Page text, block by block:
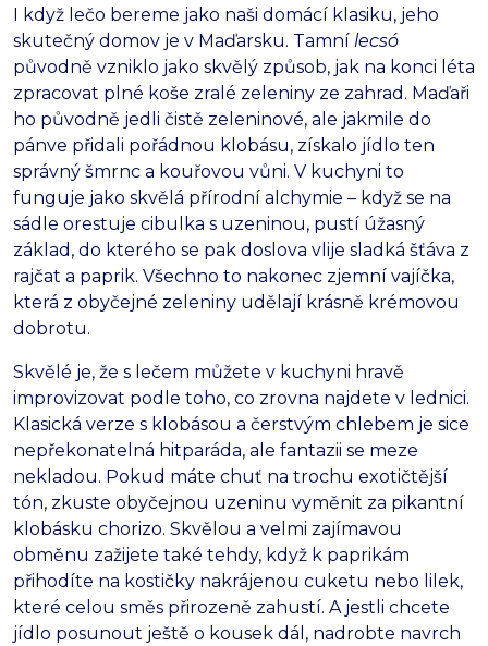
I když lečo bereme jako naši domácí klasiku, jeho
skutečný domov je v Maďarsku. Tamní lecsó
původně vzniklo jako skvělý způsob, jak na konci léta
zpracovat plné koše zralé zeleniny ze zahrad. Maďaři
ho původně jedli čistě zeleninové, ale jakmile do
pánve přidali pořádnou klobásu, získalo jídlo ten
správný šmrnc a kouřovou vůni. V kuchyni to
funguje jako skvělá přírodní alchymie – když se na
sádle orestuje cibulka s uzeninou, pustí úžasný
základ, do kterého se pak doslova vlije sladká šťáva z
rajčat a paprik. Všechno to nakonec zjemní vajíčka,
která z obyčejné zeleniny udělají krásně krémovou
dobrotu.
Skvělé je, že s lečem můžete v kuchyni hravě
improvizovat podle toho, co zrovna najdete v lednici.
Klasická verze s klobásou a čerstvým chlebem je sice
nepřekonatelná hitparáda, ale fantazii se meze
nekladou. Pokud máte chuť na trochu exotičtější
tón, zkuste obyčejnou uzeninu vyměnit za pikantní
klobásku chorizo. Skvělou a velmi zajímavou
obměnu zažijete také tehdy, když k paprikám
přihodíte na kostičky nakrájenou cuketu nebo lilek,
které celou směs přirozeně zahustí. A jestli chcete
jídlo posunout ještě o kousek dál, nadrobte navrch